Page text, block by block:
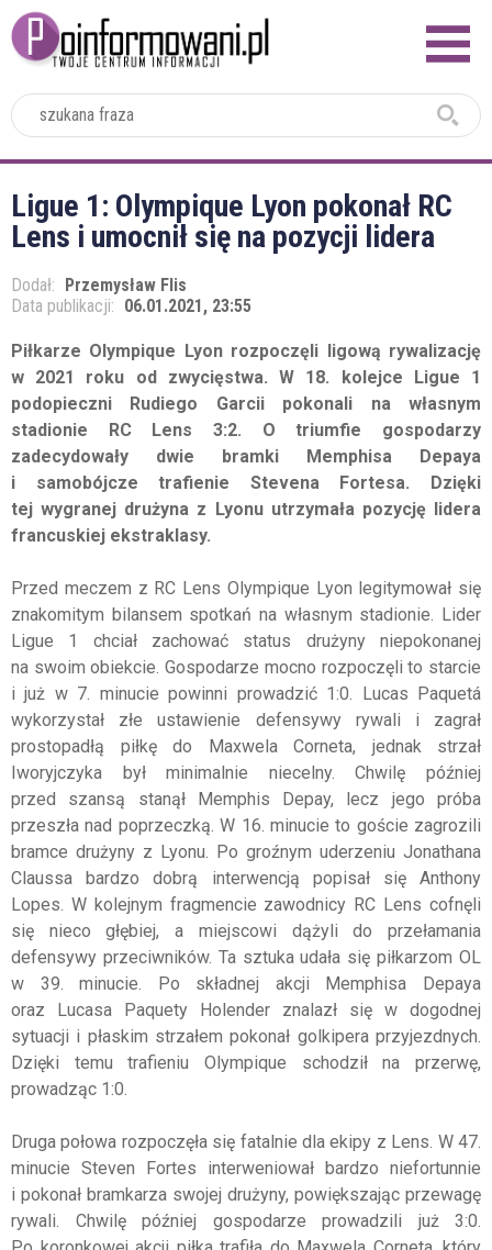
Ligue 1: Olympique Lyon pokonał RC
Lens i umocnił się na pozycji lidera
Dodał: Przemysław Flis
Data publikacji: 06.01.2021, 23:55
Piłkarze Olympique Lyon rozpoczęli ligową rywalizację
w 2021 roku od zwycięstwa. W 18. kolejce Ligue 1
podopieczni Rudiego Garcii pokonali na własnym
stadionie RC Lens 3:2. O triumfie gospodarzy
zadecydowały dwie bramki Memphisa Depaya
i samobójcze trafienie Stevena Fortesa. Dzięki
tej wygranej drużyna z Lyonu utrzymała pozycję lidera
francuskiej ekstraklasy.
Przed meczem z RC Lens Olympique Lyon legitymował się
znakomitym bilansem spotkań na własnym stadionie. Lider
Ligue 1 chciał zachować status drużyny niepokonanej
na swoim obiekcie. Gospodarze mocno rozpoczęli to starcie
i już w 7. minucie powinni prowadzić 1:0. Lucas Paquetá
wykorzystał złe ustawienie defensywy rywali i zagrał
prostopadłą piłkę do Maxwela Corneta, jednak strzał
Iworyjczyka był minimalnie niecelny. Chwilę później
przed szansą stanął Memphis Depay, lecz jego próba
przeszła nad poprzeczką. W 16. minucie to goście zagrozili
bramce drużyny z Lyonu. Po groźnym uderzeniu Jonathana
Claussa bardzo dobrą interwencją popisał się Anthony
Lopes. W kolejnym fragmencie zawodnicy RC Lens cofnęli
się nieco głębiej, a miejscowi dążyli do przełamania
defensywy przeciwników. Ta sztuka udała się piłkarzom OL
w 39. minucie. Po składnej akcji Memphisa Depaya
oraz Lucasa Paquety Holender znalazł się w dogodnej
sytuacji i płaskim strzałem pokonał golkipera przyjezdnych.
Dzięki temu trafieniu Olympique schodził na przerwę,
prowadząc 1:0.
Druga połowa rozpoczęła się fatalnie dla ekipy z Lens. W 47.
minucie Steven Fortes interweniował bardzo niefortunnie
i pokonał bramkarza swojej drużyny, powiększając przewagę
rywali. Chwilę później gospodarze prowadzili już 3:0.